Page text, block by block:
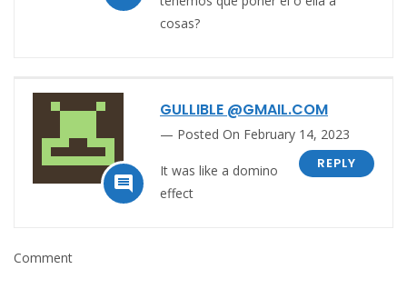
cosas?

GULLIBLE @GMAIL.COM
Posted On February 14, 2023
REPLY
It was like a domino
effect
Comment